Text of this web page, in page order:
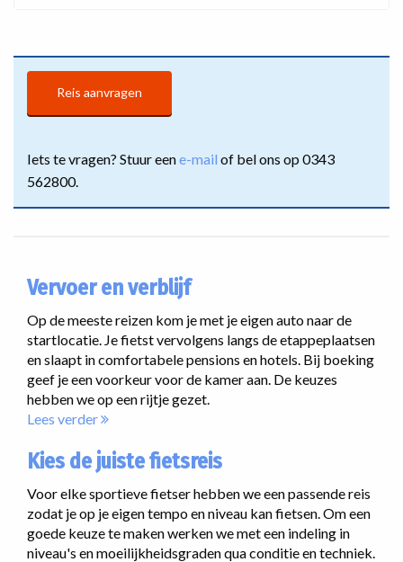
Reis aanvragen
Iets te vragen? Stuur eene-mail of bel ons op 0343
562800.
Vervoer en verblijf
Op de meeste reizen kom je met je eigen auto naar de
startlocatie. Je fietst vervolgens langs de etappeplaatsen
en slaapt in comfortabele pensions en hotels. Bij boeking
geef je een voorkeur voor de kamer aan. De keuzes
hebben we op een rijtje gezet.
Lees verder
Kies de juiste fietsreis
Voor elke sportieve fietser hebben we een passende reis
zodat je op je eigen tempo en niveau kan fietsen. Om een
goede keuze te maken werken we met een indeling in
niveau's en moeilijkheidsgraden qua conditie en techniek.